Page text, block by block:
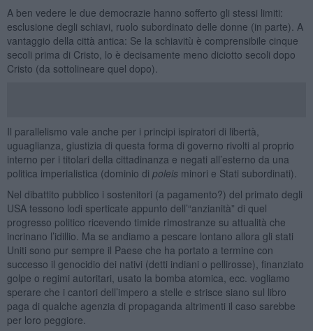
A ben vedere le due democrazie hanno sofferto gli stessi limiti:
esclusione degli schiavi, ruolo subordinato delle donne (in parte). A
vantaggio della città antica: Se la schiavitù è comprensibile cinque
secoli prima di Cristo, lo è decisamente meno diciotto secoli dopo
Cristo (da sottolineare quel dopo).
Il parallelismo vale anche per i principi ispiratori di libertà,
uguaglianza, giustizia di questa forma di governo rivolti al proprio
interno per i titolari della cittadinanza e negati all’esterno da una
politica imperialistica (dominio di poleisminori e Stati subordinati).
Nel dibattito pubblico i sostenitori (a pagamento?) del primato degli
USA tessono lodi sperticate appunto dell’“anzianità” di quel
progresso politico ricevendo timide rimostranze su attualità che
incrinano l’idillio. Ma se andiamo a pescare lontano allora gli stati
Uniti sono pur sempre il Paese che ha portato a termine con
successo il genocidio dei nativi (detti indiani o pellirosse), finanziato
golpe o regimi autoritari, usato la bomba atomica, ecc. vogliamo
sperare che i cantori dell’impero a stelle e strisce siano sul libro
paga di qualche agenzia di propaganda altrimenti il caso sarebbe
per loro peggiore.